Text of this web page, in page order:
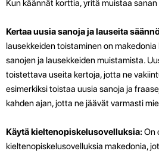
Kun käännät korttia, yritä muistaa
Kertaa uusia sanoja ja lauseita
lausekkeiden toistaminen on
sanojen ja lausekkeiden muistamista.
toistettava useita kertoja, jotta ne
esimerkiksi toistaa uusia sanoja ja
kahden ajan, jotta ne jäävät varmasti
Käytä kieltenopiskelusovelluksia:On
kieltenopiskelusovelluksia makedonia,